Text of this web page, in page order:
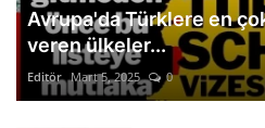
Avrupa'da Türklere en
veren ülkeler...
Editör Mart 5, 2025 0